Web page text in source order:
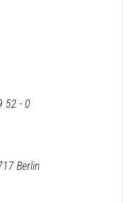
52 - 0
Berlin